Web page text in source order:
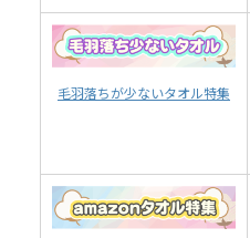
毛羽落ちが少ないタオル特集